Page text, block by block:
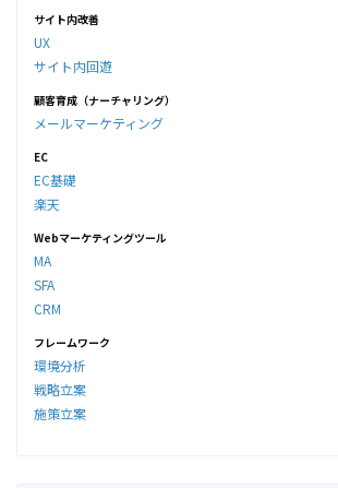
サイト内改善
UX
サイト内回遊
顧客育成（ナーチャリング）
メールマーケティング
EC
EC基礎
楽天
Webマーケティングツール
MA
SFA
CRM
フレームワーク
環境分析
戦略立案
施策立案